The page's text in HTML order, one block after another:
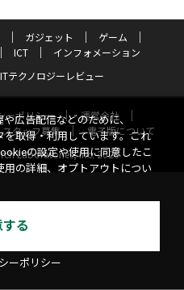
ガジェット
ゲーム
ICT
インフォメーション
テクノロジーレビュー
ーポリシー
運営会社
スタッフ募集
電子版について
Laboratories, Inc. 2026
広告配信などのために、
取得・利用しています。これ
の設定や使用に同意したこ
用の詳細、オプトアウトについ
る
ーポリシー